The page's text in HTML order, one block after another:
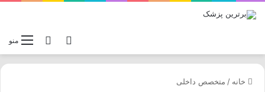
منوجستجو
تغییر پوسته
خانه / متخصص داخلی